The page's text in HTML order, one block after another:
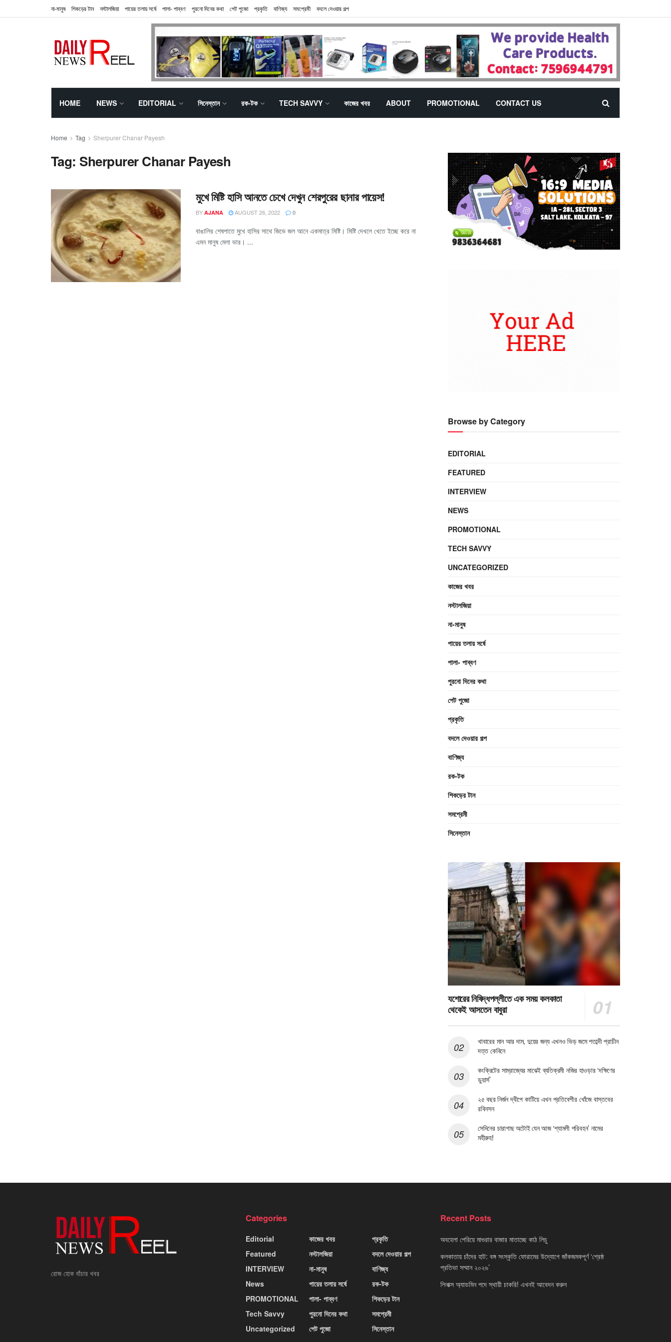
না-মানুষ শিকড়ের টান নস্টালজিয়া পায়ের তলায় সর্ষে পালা- পাব্বণ পুরনো দিনের কথা পেট পুজো প্রকৃতি বাণিজ্য সমপ্রেমী বদলে দেওয়ার গল্প
HOME NEWS EDITORIAL সিনেস্তান রক-টক TECH SAVVY কাজের খবর ABOUT PROMOTIONAL CONTACT US
Home Tag Sherpurer Chanar Payesh
Tag: Sherpurer Chanar Payesh
মুখে মিষ্টি হাসি আনতে চেখে দেখুন শেরপুরের ছানার পায়েস!
BY AJANA AUGUST 26, 2022 0
বাঙালির শেষপাতে মুখে হাসির সাথে জিভে জল আনে একমাত্র মিষ্টি‌। মিষ্টি দেখলে খেতে ইচ্ছে করে না
এমন মানুষ মেলা ভার‌। ...
Browse by Category
EDITORIAL
FEATURED
INTERVIEW
NEWS
PROMOTIONAL
TECH SAVVY
UNCATEGORIZED
কাজের খবর
নস্টালজিয়া
না-মানুষ
পায়ের তলায় সর্ষে
পালা- পাব্বণ
পুরনো দিনের কথা
পেট পুজো
প্রকৃতি
বদলে দেওয়ার গল্প
বাণিজ্য
রক-টক
শিকড়ের টান
সমপ্রেমী
সিনেস্তান
যশোরের নিষিদ্ধপল্লীতে এক সময় কলকাতা
থেকেই আসতেন বাবুরা
খাবারের মান আর দাম, দুয়ের জন্য এখনও ভিড় জমে শতাব্দী প্রাচীন
দত্ত কেবিনে
কংক্রিটের সাম্রাজ্যের মাঝেই ব্যতিক্রমী নজির হাওড়ার ‘দক্ষিণের
ডুয়ার্স’
২৫ বছর নির্জন দ্বীপে কাটিয়ে এখন প্রতিবেশীর খোঁজে বাস্তবের
রবিনসন
সেদিনের চারাগাছ অটোই যেন আজ ‘শ্যামলী পরিবহন’ নামের
মহীরুহ!
রোজ হোক বাঁচার খবর
Categories
Editorial
Featured
INTERVIEW
News
PROMOTIONAL
Tech Savvy
Uncategorized
কাজের খবর
নস্টালজিয়া
না-মানুষ
পায়ের তলায় সর্ষে
পালা- পাব্বণ
পুরনো দিনের কথা
পেট পুজো
প্রকৃতি
বদলে দেওয়ার গল্প
বাণিজ্য
রক-টক
শিকড়ের টান
সমপ্রেমী
সিনেস্তান
Recent Posts
অবহেলা পেরিয়ে মাগুরার বাজার মাতাচ্ছে কাঠ লিচু
কলকাতায় চাঁদের হাট: বঙ্গ সংস্কৃতি ফোরামের উদ্যোগে জাঁকজমকপূর্ণ ‘শ্রেষ্ঠ
প্রতিভা সম্মান ২০২৬’
লিনাক্স অ্যাডমিন পদে স্থায়ী চাকরি! এখনই আবেদন করুন